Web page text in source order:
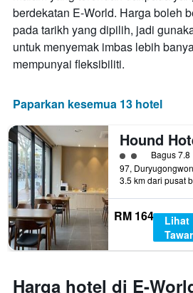
berdekatan E-World. Harga boleh
pada tarikh yang dipilih, jadi
untuk menyemak imbas lebih
mempunyai fleksibiliti.
Paparkan kesemua 13 hotel
penarafan kelas
Bagus 7.8
3.5 km dari pusat
RM 164
Lihat
Harga hotel di E-